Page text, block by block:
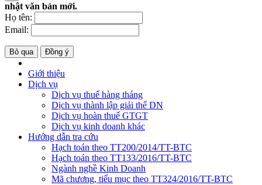
nhật văn bản mới.
Họ tên:
Email:
Bỏ qua Đồng ý
Giới thiệu
Dịch vụ
Dịch vụ thuế hàng tháng
Dịch vụ thành lập giải thể DN
Dịch vụ hoàn thuế GTGT
Dịch vụ kinh doanh khác
Hướng dẫn tra cứu
Hạch toán theo TT200/2014/TT-BTC
Hạch toán theo TT133/2016/TT-BTC
Ngành nghề Kinh Doanh
Mã chương, tiểu mục theo TT324/2016/TT-BTC